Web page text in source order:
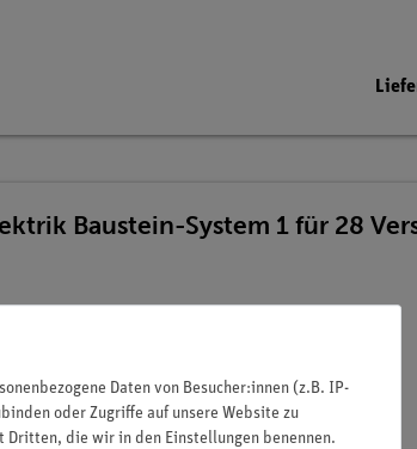
Baustein-System 1 für 28
Daten von Besucher:innen (z.B. IP-
oder Zugriffe auf unsere Website zu
die wir in den Einstellungen benennen.